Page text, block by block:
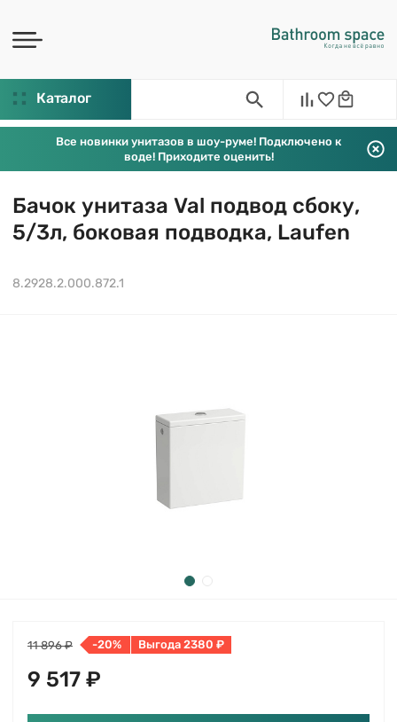
Каталог
Все новинки унитазов в шоу-руме! Подключено к
воде! Приходите оценить!
Бачок унитаза Val подвод сбоку,
5/3л, боковая подводка, Laufen
8.2928.2.000.872.1
11 896 ₽ -20% Выгода 2380 ₽
9 517 ₽